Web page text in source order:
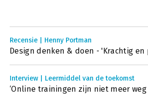
Recensie | Henny Portman
Design denken & doen - 'Krachtig en
Interview | Leermiddel van de toekomst
‘Online trainingen zijn niet meer weg